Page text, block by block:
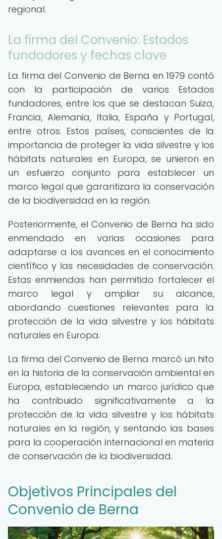
regional.
La firma del Convenio: Estados
fundadores y fechas clave
La firma del Convenio de Berna en 1979 contó
con la participación de varios Estados
fundadores, entre los que se destacan Suiza,
Francia, Alemania, Italia, España y Portugal,
entre otros. Estos países, conscientes de la
importancia de proteger la vida silvestre y los
hábitats naturales en Europa, se unieron en
un esfuerzo conjunto para establecer un
marco legal que garantizara la conservación
de la biodiversidad en la región.
Posteriormente, el Convenio de Berna ha sido
enmendado en varias ocasiones para
adaptarse a los avances en el conocimiento
científico y las necesidades de conservación.
Estas enmiendas han permitido fortalecer el
marco legal y ampliar su alcance,
abordando cuestiones relevantes para la
protección de la vida silvestre y los hábitats
naturales en Europa.
La firma del Convenio de Berna marcó un hito
en la historia de la conservación ambiental en
Europa, estableciendo un marco jurídico que
ha contribuido significativamente a la
protección de la vida silvestre y los hábitats
naturales en la región, y sentando las bases
para la cooperación internacional en materia
de conservación de la biodiversidad.
Objetivos Principales del
Convenio de Berna